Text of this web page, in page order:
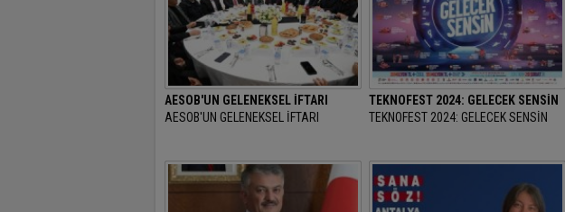
AESOB'UN GELENEKSEL İFTARI
AESOB'UN GELENEKSEL İFTARI
TEKNOFEST 2024: GELECEK SENSİN
TEKNOFEST 2024: GELECEK SENSİN